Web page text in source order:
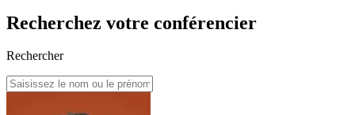
Recherchez votre conférencier
Rechercher